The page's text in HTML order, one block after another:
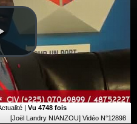
| Vu 4748 fois
[Joël Landry NIANZOU] Vidéo N°12898